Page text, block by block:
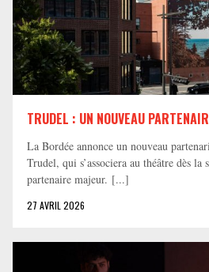
TRUDEL : UN NOUVEAU
La Bordée annonce un nouveau
Trudel, qui s’associera au théâtre dès
partenaire majeur. [...]
27 AVRIL 2026